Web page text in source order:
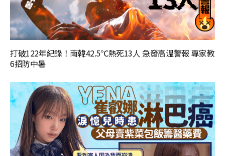
打破122年紀錄！南韓42.5℃熱死13人 急發高溫警報 專家教
6招防中暑